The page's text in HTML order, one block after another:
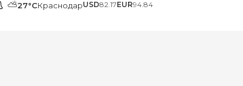
⛅27°CКраснодарUSD82.17EUR94.84